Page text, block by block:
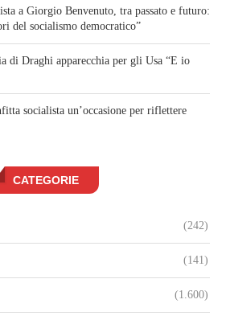
a Giorgio Benvenuto, tra passato e futuro:
del socialismo democratico”
di Draghi apparecchia per gli Usa “E io
socialista un’occasione per riflettere
CATEGORIE
(242)
(141)
(1.600)